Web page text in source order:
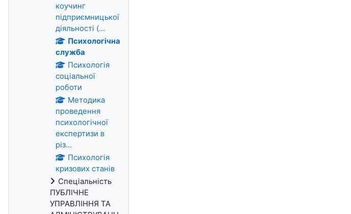
коучинг
підприємницької
діяльності (...
Психологічна
служба
Психологія
соціальної
роботи
Методика
проведення
психологічної
експертизи в
різ...
Психологія
кризових станів
Спеціальність
ПУБЛІЧНЕ
УПРАВЛІННЯ ТА